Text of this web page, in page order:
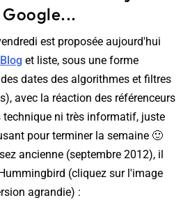
est proposée aujourd'hui
et liste, sous une forme
dates des algorithmes et filtres
avec la réaction des référenceurs
technique ni très informatif, juste
pour terminer la semaine 🙂
ancienne (septembre 2012), il
(cliquez sur l'image
agrandie) :